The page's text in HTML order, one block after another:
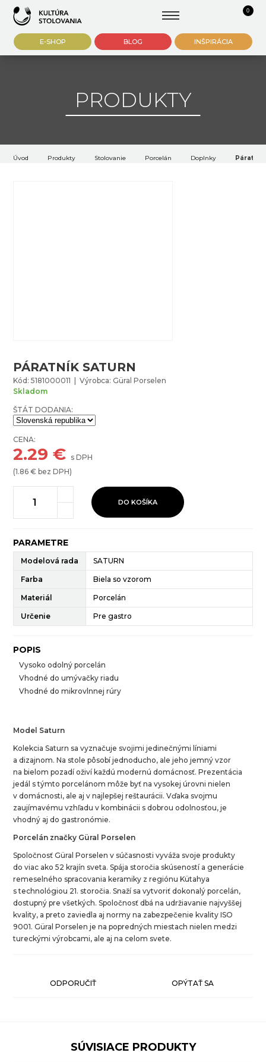
0
E-SHOP BLOG INŠPIRÁCIA
PRODUKTY
Úvod Produkty Stolovanie Porcelán Doplnky Páratník
PÁRATNÍK SATURN
Kód: 5181000011 | Výrobca: Güral Porselen
Skladom
ŠTÁT DODANIA:
CENA:
2.29 € s DPH
(1.86 € bez DPH)
DO KOŠÍKA
PARAMETRE
Modelová rada SATURN
Farba Biela so vzorom
Materiál Porcelán
Určenie Pre gastro
POPIS
Vysoko odolný porcelán
Vhodné do umývačky riadu
Vhodné do mikrovlnnej rúry
Model Saturn
Kolekcia Saturn sa vyznačuje svojimi jedinečnými líniami
a dizajnom. Na stole pôsobí jednoducho, ale jeho jemný vzor
na bielom pozadí oživí každú modernú domácnosť. Prezentácia
jedál s týmto porcelánom môže byť na vysokej úrovni nielen
v domácnosti, ale aj v najlepšej reštaurácii. Vďaka svojmu
zaujímavému vzhľadu v kombinácii s dobrou odolnosťou, je
vhodný aj do gastronómie.
Porcelán značky Güral Porselen
Spoločnosť Güral Porselen v súčasnosti vyváža svoje produkty
do viac ako 52 krajín sveta. Spája storočia skúseností a generácie
remeselného spracovania keramiky z regiónu Kütahya
s technológiou 21. storočia. Snaží sa vytvoriť dokonalý porcelán,
dostupný pre všetkých. Spoločnosť dbá na udržiavanie najvyššej
kvality, a preto zaviedla aj normy na zabezpečenie kvality ISO
9001. Güral Porselen je na popredných miestach nielen medzi
tureckými výrobcami, ale aj na celom svete.
ODPORUČIŤ OPÝTAŤ SA
SÚVISIACE PRODUKTY